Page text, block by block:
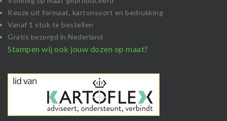
Keuze uit formaat, kartonsoort en bedrukking
Vanaf 1 stuk te bestellen
Gratis bezorgd in Nederland
Stampen wij ook jouw dozen op maat?